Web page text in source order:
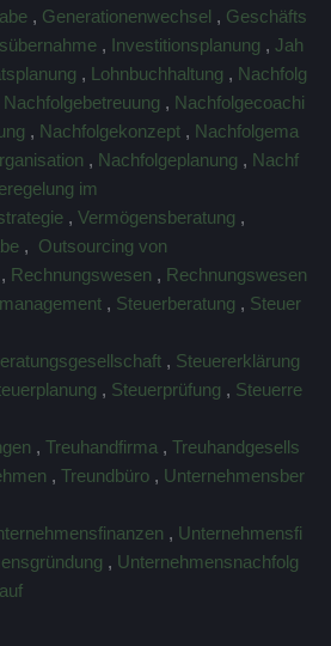
, Generationenwechsel , Geschäfts
, Investitionsplanung ,Jah
, Lohnbuchhaltung , Nachfolg
Nachfolgebetreuung , Nachfolgecoachi
, Nachfolgekonzept , Nachfolgema
, Nachfolgeplanung , Nachf
im
,Vermögensberatung ,
, Outsourcing von
, Rechnungswesen , Rechnungswesen
, Steuerberatung , Steuer
, Steuererklärung
, Steuerprüfung , Steuerre
,Treuhandfirma ,Treuhandgesells
,Treundbüro , Unternehmensber
, Unternehmensfi
, Unternehmensnachfolg